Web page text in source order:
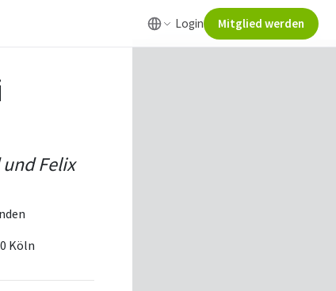
Login Mitglied werden
Felix
Köln